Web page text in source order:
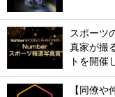
スポーツ
真家が撮
トを開催
【同僚